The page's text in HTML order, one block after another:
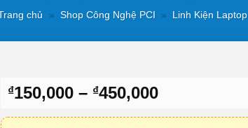
chủ » Shop Công Nghệ PCI » Linh Kiện Laptop
₫150,000 – ₫450,000Khoảng